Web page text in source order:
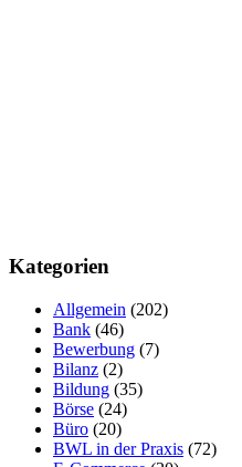
Kategorien
Allgemein (202)
Bank (46)
Bewerbung (7)
Bilanz (2)
Bildung (35)
Börse (24)
Büro (20)
BWL in der Praxis (72)